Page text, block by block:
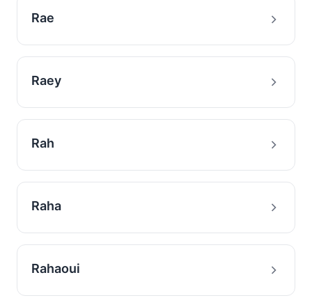
Rae
Raey
Rah
Raha
Rahaoui